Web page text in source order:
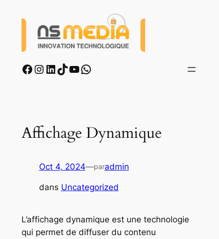
Facebook
Instagram
LinkedIn
TikTok
YouTube
WhatsApp
Affichage Dynamique
Oct 4, 2024—paradmin
dans Uncategorized
L’affichage dynamique est une technologie
qui permet de diffuser du contenu